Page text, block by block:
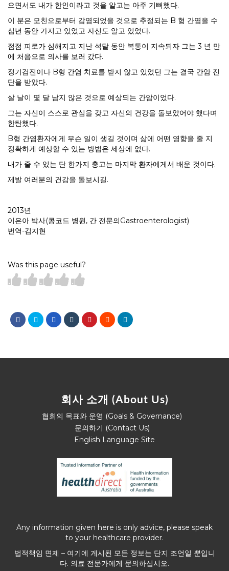
으면서도 내가 한인이라고 것을 알고는 아주 기뻐했다.
이 분은 모친으로부터 감염되었을 것으로 추정되는 B 형 간염을 수
십년 동안 가지고 있었고 자신도 알고 있었다.
점점 피로가 심해지고 지난 석달 동안 복통이 지속되자 그는 3 년 만
에 처음으로 의사를 보러 갔다.
정기검진이나 B형 간염 치료를 받지 않고 있었던 그는 결국 간암 진
단을 받았다.
살 날이 몇 달 남지 않은 것으로 예상되는 간암이었다.
그는 자신이 스스로 관심을 갖고 자신의 건강을 돌보았어야 했다며
한탄했다.
B형 간염환자에게 무슨 일이 생길 것이며 삶에 어떤 영향을 줄 지
정확하게 예상할 수 있는 방법은 세상에 없다.
내가 줄 수 있는 단 한가지 충고는 마지막 환자에게서 배운 것이다.
제발 여러분의 건강을 돌보시길.
2013년
이은아 박사(콩코드 병원, 간 전문의Gastroenterologist)
번역-김지현
Was this page useful?
회사 소개 (About Us)
협회의 목표와 운영 (Goals & Governance)
문의하기 (Contact Us)
English Language Site
Any information given here is only advice, please speak
to your healthcare provider.
법적책임 면제 – 여기에 게시된 모든 정보는 단지 조언일 뿐입니
다. 의료 전문가에게 문의하십시오.